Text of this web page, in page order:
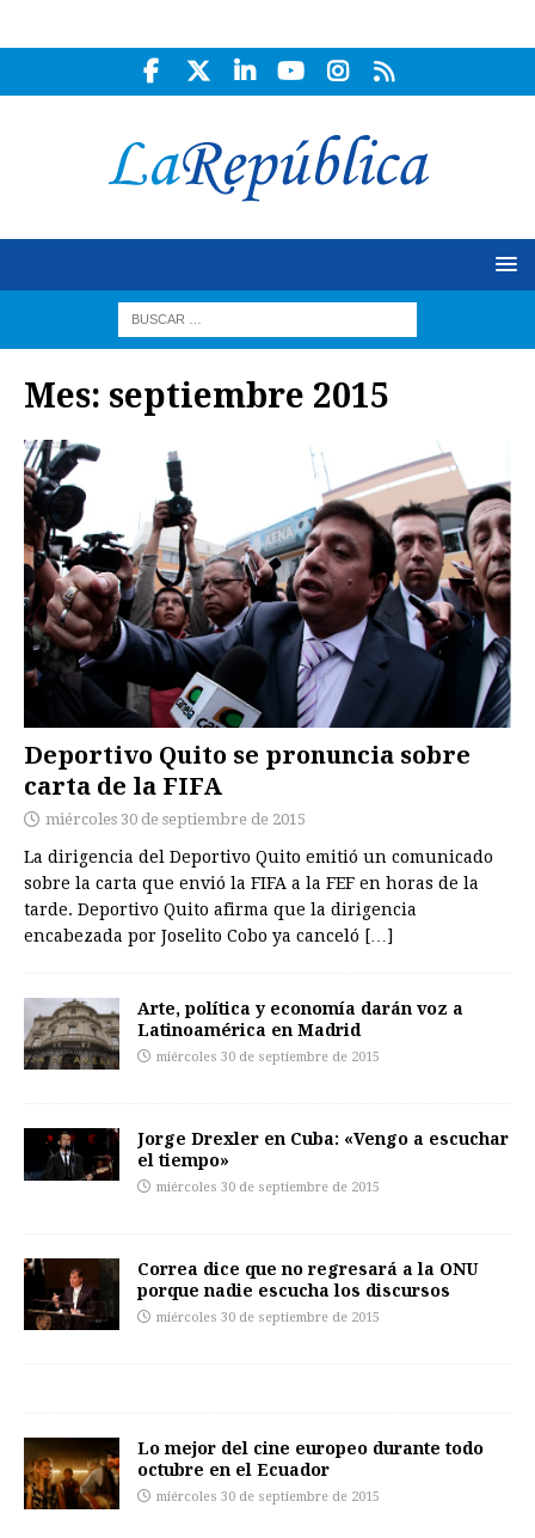
Mes: septiembre 2015
Deportivo Quito se pronuncia sobre
carta de la FIFA
miércoles 30 de septiembre de 2015
La dirigencia del Deportivo Quito emitió un comunicado
sobre la carta que envió la FIFA a la FEF en horas de la
tarde. Deportivo Quito afirma que la dirigencia
encabezada por Joselito Cobo ya canceló […]
Arte, política y economía darán voz a
Latinoamérica en Madrid
miércoles 30 de septiembre de 2015
Jorge Drexler en Cuba: «Vengo a escuchar
el tiempo»
miércoles 30 de septiembre de 2015
Correa dice que no regresará a la ONU
porque nadie escucha los discursos
miércoles 30 de septiembre de 2015
Lo mejor del cine europeo durante todo
octubre en el Ecuador
miércoles 30 de septiembre de 2015